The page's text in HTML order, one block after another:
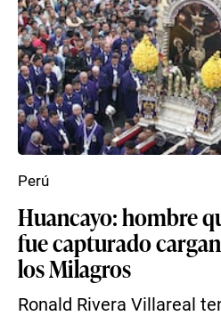
Huancayo: hombre
fue capturado
los Milagros
Ronald Rivera Villareal
Perú